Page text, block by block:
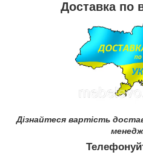
Доставка по
Дізнайтеся вартість